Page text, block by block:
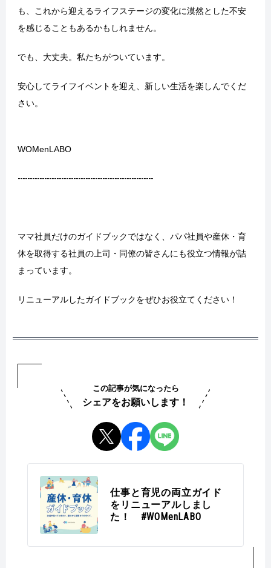
も、 これから迎えるライフステージの変化に漠然とした不安
を感じることもあるかもしれません。
でも、大丈夫。私たちがついています。
安心してライフイベントを迎え、新しい生活を楽しんでくだ
さい。
WOMenLABO
--------------------------------------------------------
ママ社員だけのガイドブックではなく、パパ社員や産休・育
休を取得する社員の上司・同僚の皆さんにも役立つ情報が詰
まっています。
リニューアルしたガイドブックをぜひお役立てください！
この記事が気になったら
シェアをお願いします！
仕事と育児の両立ガイド
をリニューアルしまし
た！ #WOMenLABO